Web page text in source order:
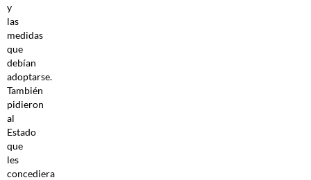
y
las
medidas
que
debían
adoptarse.
También
pidieron
al
Estado
que
les
concediera